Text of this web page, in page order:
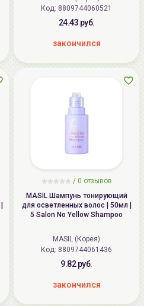
Код: 8809744060521
24.43 руб.
закончился
/ 0 отзывов
MASIL Шампунь тонирующий
для осветленных волос | 50мл |
5 Salon No Yellow Shampoo
MASIL (Корея)
Код: 8809744061436
9.82 руб.
закончился